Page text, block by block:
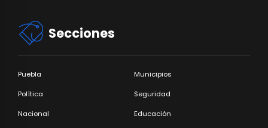
Secciones
Puebla Municipios
Política Seguridad
Nacional Educación